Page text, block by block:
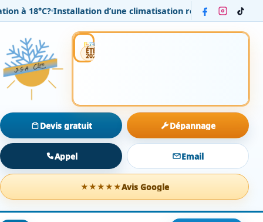
Installation d’une climatisation réversible Daikin dans
ÉTÉ
2026
Installation
Entretien
Dépannage
Devis gratuit Dépannage
Appel Email
★★★★★Avis Google